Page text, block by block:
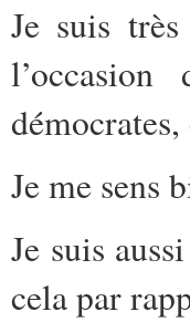
Je suis
Je me sens
Je suis
cela par